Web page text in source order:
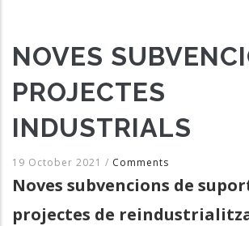
NOVES
PROJECTES
INDUSTRIALS
19 October 2021 / Comments
Noves subvencions de
projectes de